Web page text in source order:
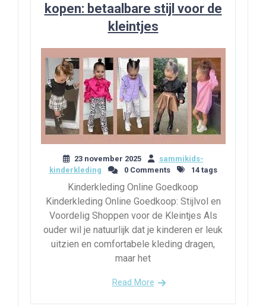
kopen: betaalbare stijl voor de
kleintjes
23 november 2025
sammikids-
kinderkleding
0 Comments 14 tags
Kinderkleding Online Goedkoop
Kinderkleding Online Goedkoop: Stijlvol en
Voordelig Shoppen voor de Kleintjes Als
ouder wil je natuurlijk dat je kinderen er leuk
uitzien en comfortabele kleding dragen,
maar het
Read More